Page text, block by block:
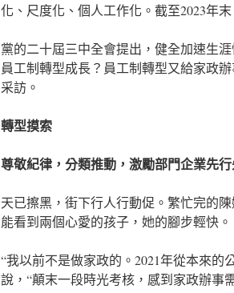
化、尺度化、個人工作化。截至2023年
黨的二十屆三中全會提出，健全加速生
員工制轉型成長？員工制轉型又給家政
采訪。
轉型摸索
尊敬紀律，分類推動，激勵部門企業先
天已擦黑，街下行人行動促。繁忙完的
能看到兩個心愛的孩子，她的腳步輕快。
“我以前不是做家政的。2021年從本來
說，“顛末一段時光考核，感到家政辦事